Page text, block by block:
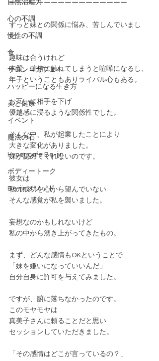
自然治癒力
心の不調
慢性の不調
食
サロン→カフェへ
ハッピーになる生き方
美と健康
イベント
魔法の石
Hyper cafe Be-jin
ボディートーク
Be-jinメソッド
ーーーーーーーーーーーーーーーーー
ずっと妹との関係に悩み、苦しんでいまし
た。
趣味は合うけれど
本質、確信に触れてしまうと喧嘩になるし、
年子ということもありライバル心もある。
お互いに相手を下げ
優越感に浸るような関係性でした。
そんな中、私が起業したことにより
大きな変化がありました。
妹が認めてくれないのです。
彼女は
私の成功を心から望んでいない
そんな感覚が私を襲いました。
妄想なのかもしれないけど
私の中から湧き上がってきたもの。
まず、どんな感情もOKということで
「妹を嫌いになっていいんだ」
自分自身に許可を与えてみました。
ですが、腑に落ちなかったのです。
このモヤモヤは
真美子さんに頼ることだと思い
セッションしていただきました。
「その感情はどこが言っているの？」